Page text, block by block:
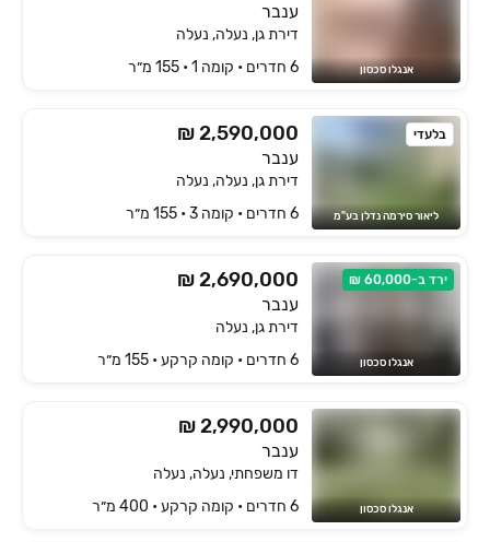
אנגלו סכסון
ענבר
דירת גן, נעלה, נעלה
6 חדרים • קומה ‎1‏ • 155 מ״ר
בלעדי
ליאור סירמה נדלן בע"מ
₪ 2,590,000
ענבר
דירת גן, נעלה, נעלה
6 חדרים • קומה ‎3‏ • 155 מ״ר
ירד ב-60,000 ₪
אנגלו סכסון
₪ 2,690,000
ענבר
דירת גן, נעלה
6 חדרים • קומה ‎קרקע‏ • 155 מ״ר
אנגלו סכסון
₪ 2,990,000
ענבר
דו משפחתי, נעלה, נעלה
6 חדרים • קומה ‎קרקע‏ • 400 מ״ר